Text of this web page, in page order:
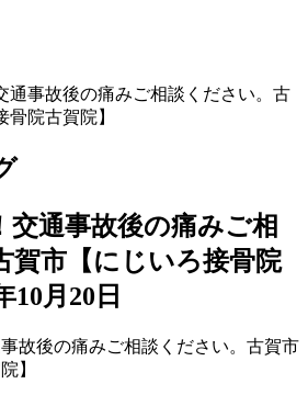
通事故後の痛みご相談ください。古
院古賀院】
交通事故後の痛みご相
賀市【にじいろ接骨院
10月20日